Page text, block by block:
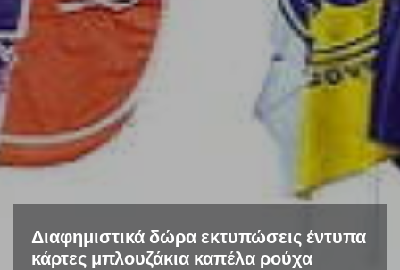
Διαφημιστικά δώρα εκτυπώσεις έντυπα
κάρτες μπλουζάκια καπέλα ρούχα